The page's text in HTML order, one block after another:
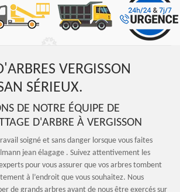
VERGISSON
SÉRIEUX.
DE NOTRE ÉQUIPE DE
D'ARBRE À VERGISSON
soigné et sans danger lorsque vous faites
jean élagage . Suivez attentivement les
pour vous assurer que vos arbres tombent
à l’endroit que vous souhaitez. Nous
de grands arbres avant de nous être exercés sur